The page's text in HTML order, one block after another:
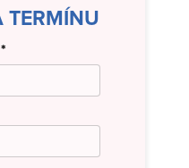
TERMÍNU